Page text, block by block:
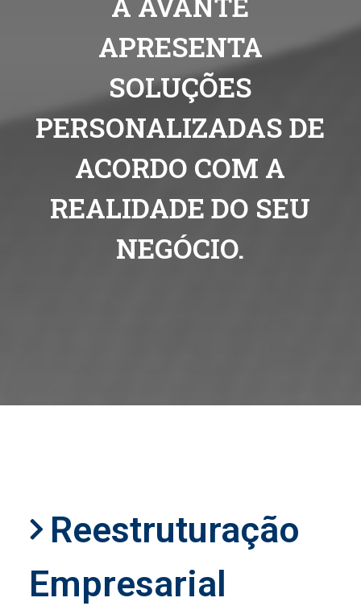
APRESENTA
SOLUÇÕES
PERSONALIZADAS DE
ACORDO COM A
REALIDADE DO SEU
NEGÓCIO.
Reestruturação
Empresarial